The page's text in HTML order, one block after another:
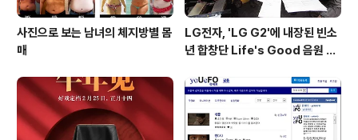
사진으로 보는 남녀의 체지방별 몸
매
LG전자, 'LG G2'에 내장된 빈소
년 합창단 Life's Good 음원 공